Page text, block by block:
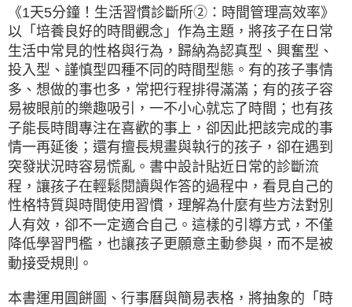
《1天5分鐘！生活習慣診斷所➁：時間管理高效率》
以「培養良好的時間觀念」作為主題，將孩子在日常
生活中常見的性格與行為，歸納為認真型、興奮型、
投入型、謹慎型四種不同的時間型態。有的孩子事情
多、想做的事也多，常把行程排得滿滿；有的孩子容
易被眼前的樂趣吸引，一不小心就忘了時間；也有孩
子能長時間專注在喜歡的事上，卻因此把該完成的事
情一再延後；還有擅長規畫與執行的孩子，卻在遇到
突發狀況時容易慌亂。書中設計貼近日常的診斷流
程，讓孩子在輕鬆閱讀與作答的過程中，看見自己的
性格特質與時間使用習慣，理解為什麼有些方法對別
人有效，卻不一定適合自己。這樣的引導方式，不僅
降低學習門檻，也讓孩子更願意主動參與，而不是被
動接受規則。
本書運用圓餅圖、行事曆與簡易表格，將抽象的「時